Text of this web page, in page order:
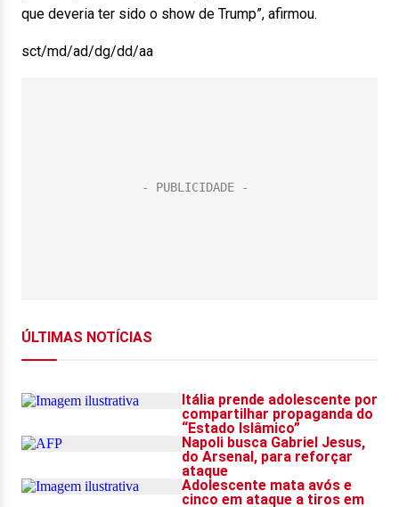
que deveria ter sido o show de Trump”, afirmou.
sct/md/ad/dg/dd/aa